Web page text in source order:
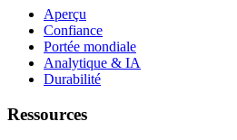
Aperçu
Confiance
Portée mondiale
Analytique & IA
Durabilité
Ressources